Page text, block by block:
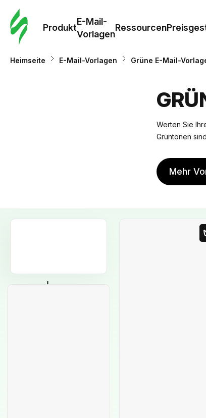
Produkt
E-Mail-
Vorlagen
Ressourcen
Heimseite E-Mail-Vorlagen Grüne E-Mail-
Werten Sie
Grüntönen
Mehr